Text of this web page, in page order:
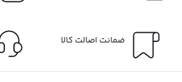
ضمانت اصالت کالا